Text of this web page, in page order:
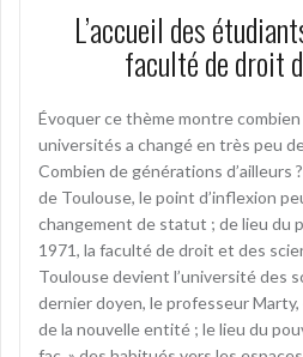
L’accueil des
faculté de droit
Évoquer ce thème montre
universités a changé en très peu
Combien de générations d’ailleurs
de Toulouse, le point d’inflexion
changement de statut ; de lieu du
1971, la faculté de droit et des
Toulouse devient l’université des
dernier doyen, le professeur
de la nouvelle entité ; le lieu du